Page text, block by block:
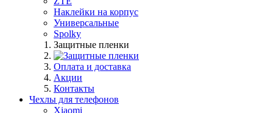
Наклейки на корпус
Универсальные
Spolky
Защитные пленки
Оплата и доставка
Акции
Контакты
Чехлы для телефонов
Xiaomi